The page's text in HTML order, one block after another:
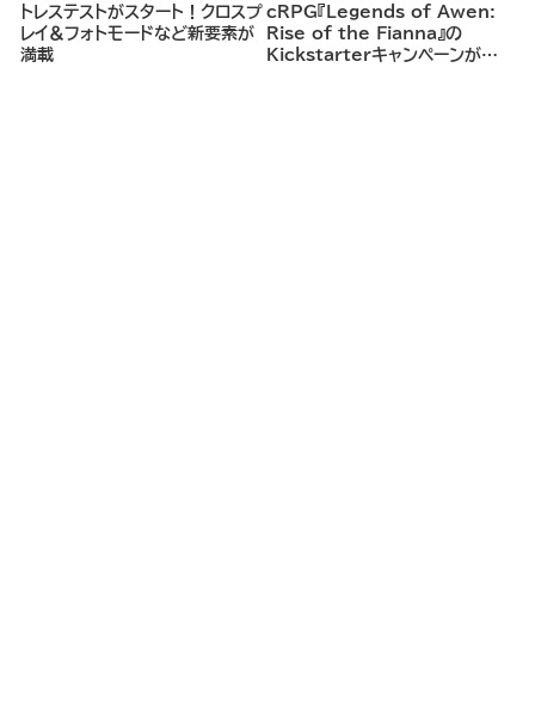
トレステストがスタート！クロスプ
レイ＆フォトモードなど新要素が
満載
cRPG『Legends of Awen:
Rise of the Fianna』の
Kickstarterキャンペーンがま